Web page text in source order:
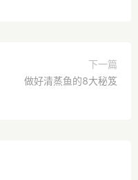
下一篇
做好清蒸鱼的8大秘笈